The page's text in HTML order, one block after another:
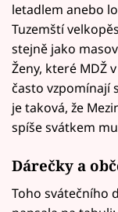
letadlem anebo
Tuzemští
stejně jako
Ženy, které MDŽ
často vzpomínají
je taková, že
spíše svátkem
Dárečky a
Toho svátečního